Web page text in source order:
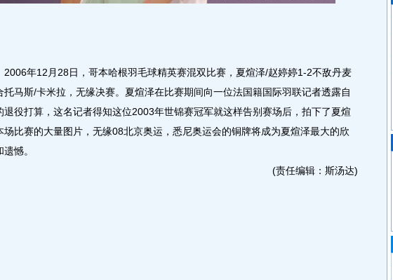
年12月28日，哥本哈根羽毛球精英赛混双比赛，夏煊泽/赵婷婷1-2不敌丹麦
托马斯/卡米拉，无缘决赛。夏煊泽在比赛期间向一位法国籍国际羽联记者透露自
退役打算，这名记者得知这位2003年世锦赛冠军就这样告别赛场后，拍下了夏煊
场比赛的大量图片，无缘08北京奥运，悉尼奥运会的铜牌将成为夏煊泽最大的欣
憾。
(责任编辑：斯汤达)